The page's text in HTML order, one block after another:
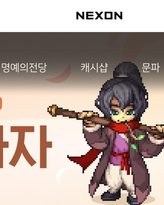
명예의전당 캐시샵 문파